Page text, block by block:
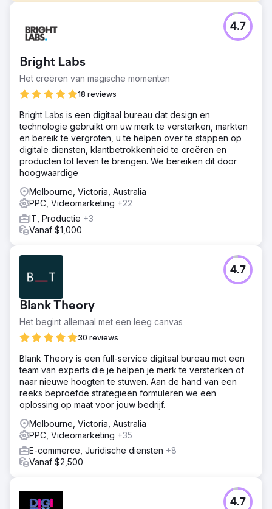
Verhoog de omzet van Komerco en versterk hun
merkmissie om de toonaangevende leverancier van
Oplossing
Soup werkte nauw samen met de klant om prioritaire
producten te identificeren die op SERP's en Shopping
maximaliseren. Soup voegde op maat gemaakte
doelgroepsegmenten toe om klanten in de markt te
vinden en testte Search- en Shopping-campagnes om de
perfecte match te vinden.
Resultaat
OMZET JAAR-OP-JAAR +98% CONVERSIEPERCENTAGE
JAAR-OP-JAAR
Bright Labs
Het creëren van magische momenten
18 reviews
4.7
Bright Labs is een digitaal bureau dat design en
technologie gebruikt om uw merk te versterken, markten
en bereik te vergroten, u te helpen over te stappen op
digitale diensten, klantbetrokkenheid te creëren en
producten tot leven te brengen. We bereiken dit door
hoogwaardige
Melbourne, Victoria, Australia
PPC, Videomarketing +22
IT, Productie +3
Vanaf $1,000
Blank Theory
Het begint allemaal met een leeg canvas
30 reviews
4.7
Blank Theory is een full-service digitaal bureau met een
team van experts die je helpen je merk te versterken of
naar nieuwe hoogten te stuwen. Aan de hand van een
reeks beproefde strategieën formuleren we een
oplossing op maat voor jouw bedrijf.
Melbourne, Victoria, Australia
PPC, Videomarketing +35
E-commerce, Juridische diensten +8
Vanaf $2,500
4.7